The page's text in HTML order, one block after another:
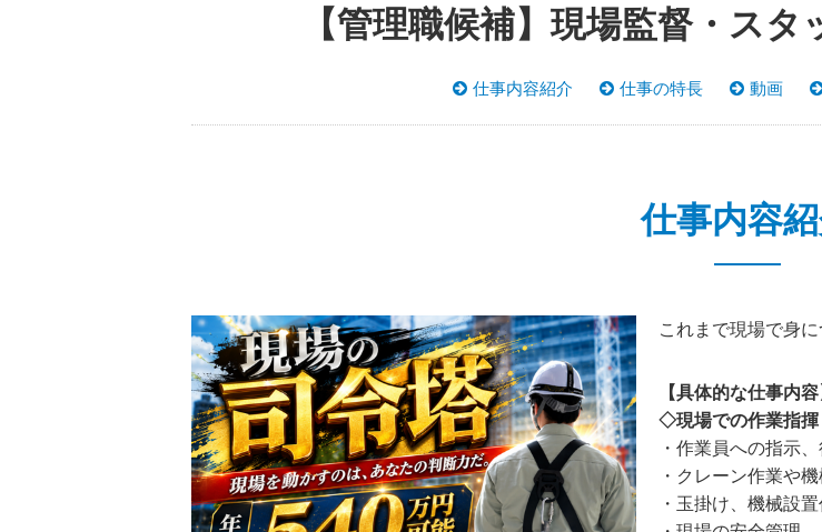
【管理職候補】現場監督・ス
仕事内容紹介 仕事の特長 動画
仕事内容
これまで現場で身
【具体的な仕事内容
◇現場での作業指揮
・作業員への指示
・クレーン作業や
・玉掛け、機械設